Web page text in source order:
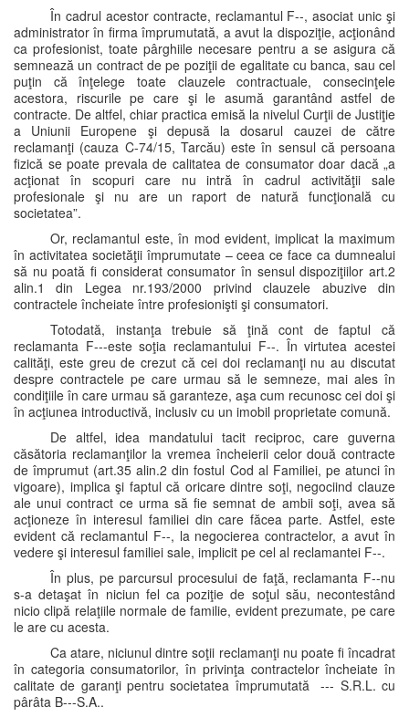
În cadrul acestor contracte, reclamantul F--, asociat unic şi
administrator în firma împrumutată, a avut la dispoziţie, acţionând
ca profesionist, toate pârghiile necesare pentru a se asigura că
semnează un contract de pe poziţii de egalitate cu banca, sau cel
puţin că înţelege toate clauzele contractuale, consecinţele
acestora, riscurile pe care şi le asumă garantând astfel de
contracte. De altfel, chiar practica emisă la nivelul Curţii de Justiţie
a Uniunii Europene şi depusă la dosarul cauzei de către
reclamanţi (cauza C-74/15, Tarcău) este în sensul că persoana
fizică se poate prevala de calitatea de consumator doar dacă „a
acţionat în scopuri care nu intră în cadrul activităţii sale
profesionale şi nu are un raport de natură funcţională cu
societatea”.
Or, reclamantul este, în mod evident, implicat la maximum
în activitatea societăţii împrumutate – ceea ce face ca dumnealui
să nu poată fi considerat consumator în sensul dispoziţiilor art.2
alin.1 din Legea nr.193/2000 privind clauzele abuzive din
contractele încheiate între profesionişti şi consumatori.
Totodată, instanţa trebuie să ţină cont de faptul că
reclamanta F---este soţia reclamantului F--. În virtutea acestei
calităţi, este greu de crezut că cei doi reclamanţi nu au discutat
despre contractele pe care urmau să le semneze, mai ales în
condiţiile în care urmau să garanteze, aşa cum recunosc cei doi şi
în acţiunea introductivă, inclusiv cu un imobil proprietate comună.
De altfel, idea mandatului tacit reciproc, care guverna
căsătoria reclamanţilor la vremea încheierii celor două contracte
de împrumut (art.35 alin.2 din fostul Cod al Familiei, pe atunci în
vigoare), implica şi faptul că oricare dintre soţi, negociind clauze
ale unui contract ce urma să fie semnat de ambii soţi, avea să
acţioneze în interesul familiei din care făcea parte. Astfel, este
evident că reclamantul F--, la negocierea contractelor, a avut în
vedere şi interesul familiei sale, implicit pe cel al reclamantei F--.
În plus, pe parcursul procesului de faţă, reclamanta F--nu
s-a detaşat în niciun fel ca poziţie de soţul său, necontestând
nicio clipă relaţiile normale de familie, evident prezumate, pe care
le are cu acesta.
Ca atare, niciunul dintre soţii reclamanţi nu poate fi încadrat
în categoria consumatorilor, în privinţa contractelor încheiate în
calitate de garanţi pentru societatea împrumutată --- S.R.L. cu
pârâta B---S.A..